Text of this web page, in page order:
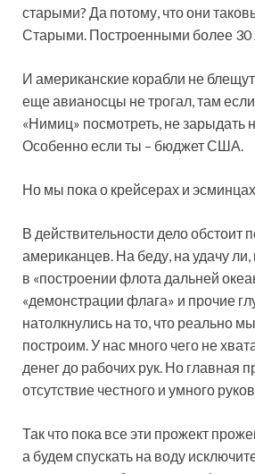
старыми? Да потому, что они
Старыми. Построенными более 30
И американские корабли не
еще авианосцы не трогал, там
«Нимиц» посмотреть, не зарыдать
Особенно если ты – бюджет США.
Но мы пока о крейсерах и
В действительности дело обстоит
американцев. На беду, на удачу
в «построении флота дальней
«демонстрации флага» и прочие
натолкнулись на то, что реально
построим. У нас много чего не
денег до рабочих рук. Но главная
отсутствие честного и умного
Так что пока все эти прожект
а будем спускать на воду